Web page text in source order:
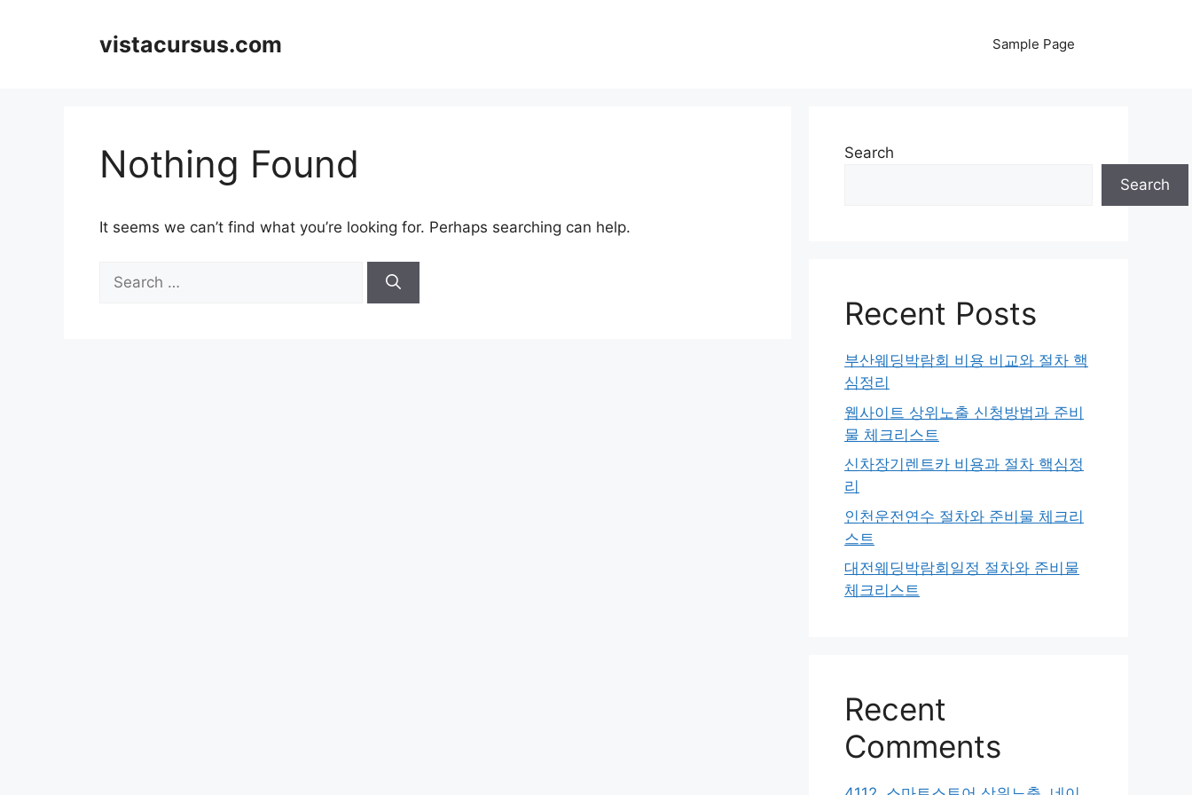
vistacursus.com Sample Page
Nothing Found
It seems we can’t find what you’re looking for. Perhaps searching can help.
for:
Search
Search
Recent Posts
부산웨딩박람회 비용 비교와 절차 핵
심정리
웹사이트 상위노출 신청방법과 준비
물 체크리스트
신차장기렌트카 비용과 절차 핵심정
리
인천운전연수 절차와 준비물 체크리
스트
대전웨딩박람회일정 절차와 준비물
체크리스트
Recent
Comments